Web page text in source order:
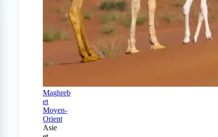
Maghreb
et
Moyen-
Orient
Asie